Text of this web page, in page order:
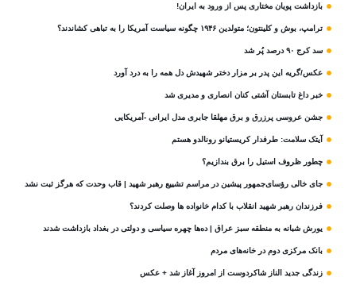
بازداشت پویان مختاری پس از ورود به ایران!
ترامپ، بوش و کلینتون؛ متولدین ۱۹۴۶ چگونه سیاست آمریکا را به تباهی کشاندند؟
سد کرج ۹۰ درصد پُر شد
عکس/گریه این پدر بر مزار دختر شهیدش دل همه را به درد آورد
خبر داغ تابستان آشتی کنان انصاری و مدیری شد
جشن عروسی پرزرق و برق مهلقا جابری مدل ایرانی -آمریکایی
آیتک سلامت: طرفدار کریستیانو رونالدو هستم
چطور ظروف استیل را برق بندازیم؟
جای خالی رؤسای‌جمهور پیشین در مراسم تشییع رهبر شهید | قاب وحدت که هرگز ثبت نشد
فرزندان رهبر شهید انقلاب با کدام خانواده ها وصلت کردند؟
یورش شبانه به منطقه سبز عراق | ده‌ها چهره سیاسی و دولتی در بغداد بازداشت شدند
بانک مرکزی دوم در خانه‌های مردم
زندگی جدید الناز شاکردوست از امروز آغاز شد + عکس